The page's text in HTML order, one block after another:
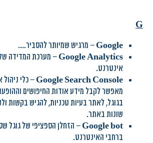
G
Google – מרגיש שמיותר להסביר….
Google Analytics – מערכת המדידה
אינטרנט.
Google Search Console – כלי
מאפשר לקבל מידע אודות החיפושים
בגוגל, לאתר בעיות טכניות, להגיש בקשות
שונות באתר.
Google bot
– הזחלן הספציפי של גוגל
ברחבי האינטרנט.